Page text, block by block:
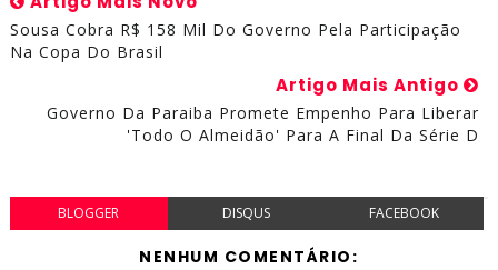
Sousa Cobra R$ 158 Mil Do Governo Pela Participação
Na Copa Do Brasil
Artigo Mais Antigo
Governo Da Paraiba Promete Empenho Para Liberar
'todo O Almeidão' Para A Final Da Série D
BLOGGER DISQUS FACEBOOK
NENHUM COMENTÁRIO: